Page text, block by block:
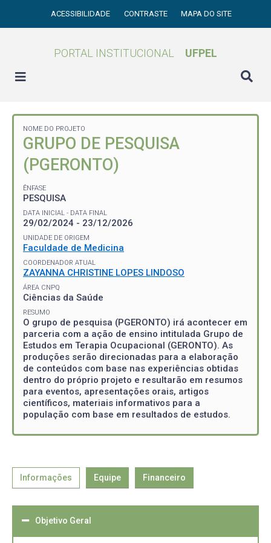
ACESSIBILIDADE CONTRASTE MAPA DO SITE
PORTAL INSTITUCIONAL UFPEL
NOME DO PROJETO
GRUPO DE PESQUISA
(PGERONTO)
ÊNFASE
PESQUISA
DATA INICIAL - DATA FINAL
29/02/2024 - 23/12/2026
UNIDADE DE ORIGEM
Faculdade de Medicina
COORDENADOR ATUAL
ZAYANNA CHRISTINE LOPES LINDOSO
ÁREA CNPQ
Ciências da Saúde
RESUMO
O grupo de pesquisa (PGERONTO) irá acontecer em
parceria com a ação de ensino intitulada Grupo de
Estudos em Terapia Ocupacional (GERONTO). As
produções serão direcionadas para a elaboração
de conteúdos com base nas experiências obtidas
dentro do próprio projeto e resultarão em resumos
para eventos, apresentações orais, artigos
científicos, materiais informativos para a
população com base em resultados de estudos.
Informações Equipe Financeiro
Objetivo Geral